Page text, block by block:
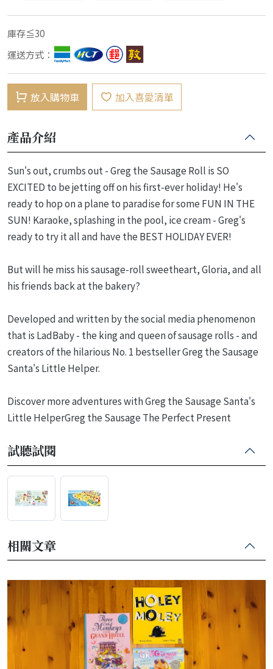
庫存≦30
運送方式：
放入購物車 加入喜愛清單
產品介紹
Sun's out, crumbs out - Greg the Sausage Roll is SO
EXCITED to be jetting off on his first-ever holiday! He's
ready to hop on a plane to paradise for some FUN IN THE
SUN! Karaoke, splashing in the pool, ice cream - Greg's
ready to try it all and have the BEST HOLIDAY EVER!
But will he miss his sausage-roll sweetheart, Gloria, and all
his friends back at the bakery?
Developed and written by the social media phenomenon
that is LadBaby - the king and queen of sausage rolls - and
creators of the hilarious No. 1 bestseller Greg the Sausage
Santa's Little Helper.
Discover more adventures with Greg the Sausage Santa's
Little HelperGreg the Sausage The Perfect Present
試聽試閱
相關文章